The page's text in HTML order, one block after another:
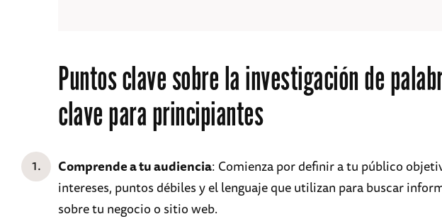
Puntos clave sobre la investigación de
clave para principiantes
Comprende a tu audiencia: Comienza por definir a tu público
intereses, puntos débiles y el lenguaje que utilizan para buscar
sobre tu negocio o sitio web.